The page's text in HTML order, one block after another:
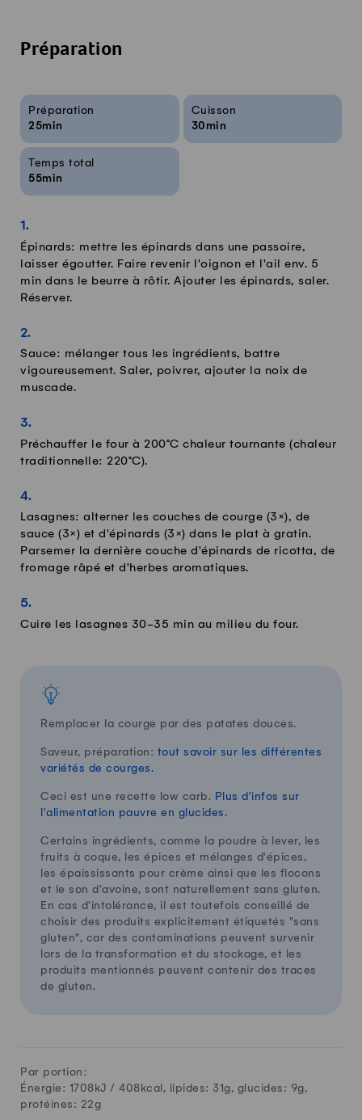
Préparation
Infos sur la recette
Préparation
25min
Cuisson
30min
Temps total
55min
Épinards: mettre les épinards dans une passoire,
laisser égoutter. Faire revenir l'oignon et l'ail env. 5
min dans le beurre à rôtir. Ajouter les épinards, saler.
Réserver.
Sauce: mélanger tous les ingrédients, battre
vigoureusement. Saler, poivrer, ajouter la noix de
muscade.
Préchauffer le four à 200°C chaleur tournante (chaleur
traditionnelle: 220°C).
Lasagnes: alterner les couches de courge (3×), de
sauce (3×) et d'épinards (3×) dans le plat à gratin.
Parsemer la dernière couche d'épinards de ricotta, de
fromage râpé et d'herbes aromatiques.
Cuire les lasagnes 30-35 min au milieu du four.
Remplacer la courge par des patates douces.
Saveur, préparation: tout savoir sur les différentes
variétés de courges.
Ceci est une recette low carb. Plus d'infos sur
l'alimentation pauvre en glucides.
Certains ingrédients, comme la poudre à lever, les
fruits à coque, les épices et mélanges d'épices,
les épaississants pour crème ainsi que les flocons
et le son d'avoine, sont naturellement sans gluten.
En cas d'intolérance, il est toutefois conseillé de
choisir des produits explicitement étiquetés "sans
gluten", car des contaminations peuvent survenir
lors de la transformation et du stockage, et les
produits mentionnés peuvent contenir des traces
de gluten.
Par portion:
Énergie: 1708kJ / 408 kcal, lipides: 31g, glucides: 9g,
protéines: 22g